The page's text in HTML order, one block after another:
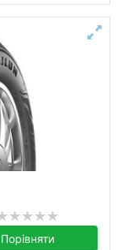
Порівняти